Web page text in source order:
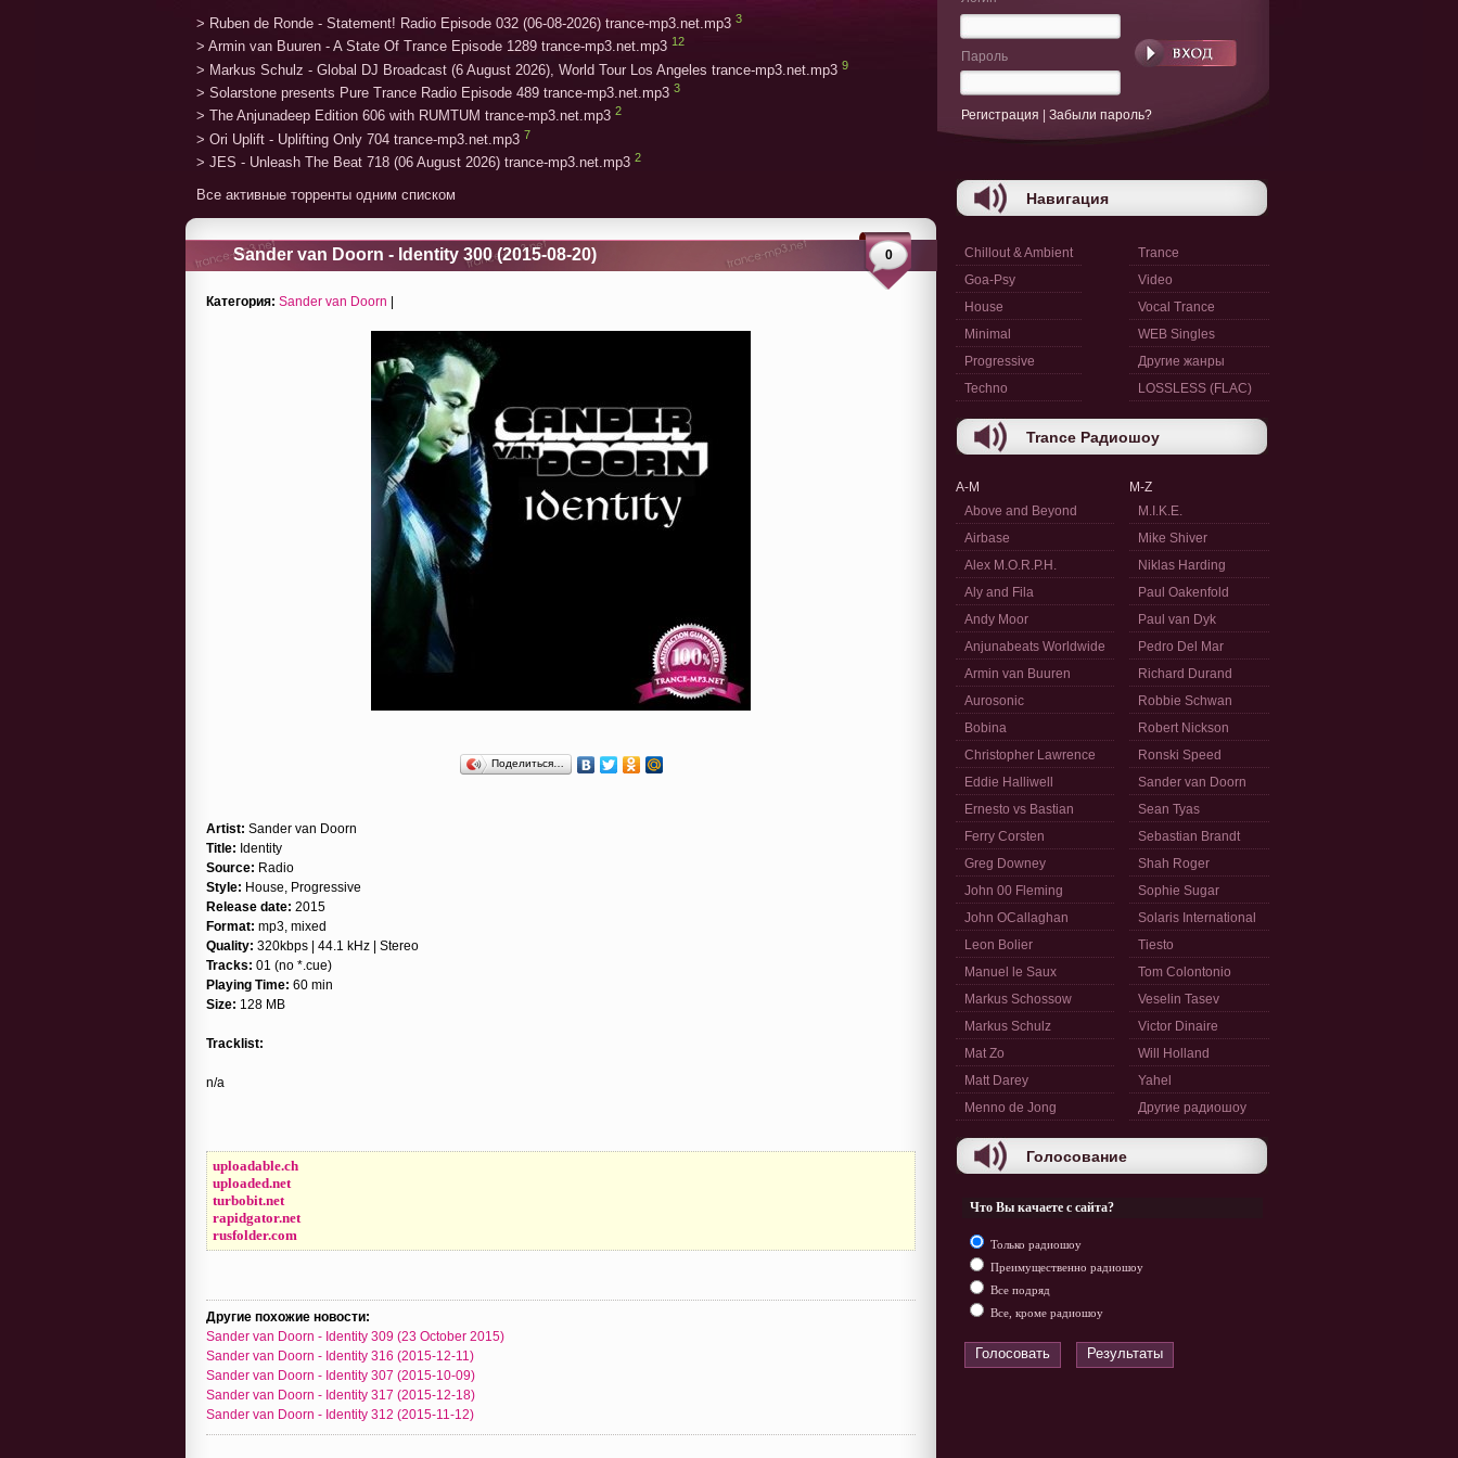
> Ruben de Ronde - Statement! Radio Episode 032 (06-08-2026) trance-mp3.net.mp3 3
> Armin van Buuren - A State Of Trance Episode 1289 trance-mp3.net.mp3 12
> Markus Schulz - Global DJ Broadcast (6 August 2026), World Tour Los Angeles trance-mp3.net.mp3 9
> Solarstone presents Pure Trance Radio Episode 489 trance-mp3.net.mp3 3
> The Anjunadeep Edition 606 with RUMTUM trance-mp3.net.mp3 2
> Ori Uplift - Uplifting Only 704 trance-mp3.net.mp3 7
> JES - Unleash The Beat 718 (06 August 2026) trance-mp3.net.mp3 2
Все активные торренты одним списком
Sander van Doorn - Identity 300 (2015-08-20) 0
Категория: Sander van Doorn |
Поделиться…
Artist: Sander van Doorn
Title: Identity
Source: Radio
Style: House, Progressive
Release date: 2015
Format: mp3, mixed
Quality: 320kbps | 44.1 kHz | Stereo
Tracks: 01 (no *.cue)
Playing Time: 60 min
Size: 128 MB
Tracklist:
n/a
uploadable.ch
uploaded.net
turbobit.net
rapidgator.net
rusfolder.com
Другие похожие новости:
Sander van Doorn - Identity 309 (23 October 2015)
Sander van Doorn - Identity 316 (2015-12-11)
Sander van Doorn - Identity 307 (2015-10-09)
Sander van Doorn - Identity 317 (2015-12-18)
Sander van Doorn - Identity 312 (2015-11-12)
Пароль
Регистрация Забыли пароль?
Навигация
Chillout & Ambient
Goa-Psy
House
Minimal
Progressive
Techno
Trance
Video
Vocal Trance
WEB Singles
Другие жанры
LOSSLESS (FLAC)
Trance Радиошоу
A-M
Above and Beyond
Airbase
Alex M.O.R.P.H.
Aly and Fila
Andy Moor
Anjunabeats Worldwide
Armin van Buuren
Aurosonic
Bobina
Christopher Lawrence
Eddie Halliwell
Ernesto vs Bastian
Ferry Corsten
Greg Downey
John 00 Fleming
John OCallaghan
Leon Bolier
Manuel le Saux
Markus Schossow
Markus Schulz
Mat Zo
Matt Darey
Menno de Jong
M-Z
M.I.K.E.
Mike Shiver
Niklas Harding
Paul Oakenfold
Paul van Dyk
Pedro Del Mar
Richard Durand
Robbie Schwan
Robert Nickson
Ronski Speed
Sander van Doorn
Sean Tyas
Sebastian Brandt
Shah Roger
Sophie Sugar
Solaris International
Tiesto
Tom Colontonio
Veselin Tasev
Victor Dinaire
Will Holland
Yahel
Другие радиошоу
Голосование
Что Вы качаете с сайта?
Только радиошоу
Преимущественно радиошоу
Все подряд
Все, кроме радиошоу
Голосовать Результаты